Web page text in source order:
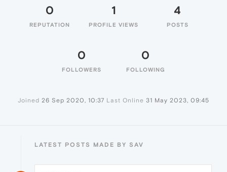
0
REPUTATION
1
PROFILE VIEWS
4
POSTS
0
FOLLOWERS
0
FOLLOWING
Joined 26 Sep 2020, 10:37 Last Online 31 May 2023, 09:45
LATEST POSTS MADE BY SAV